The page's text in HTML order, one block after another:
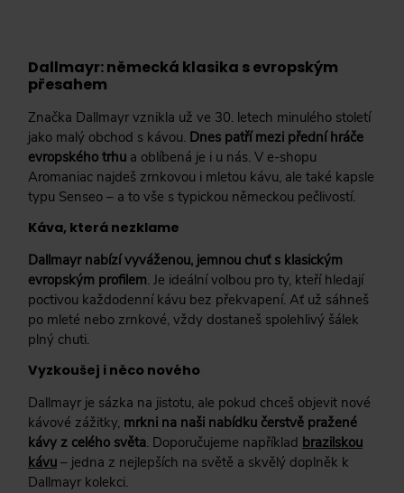
Dallmayr: německá klasika s evropským
přesahem
Značka Dallmayr vznikla už ve 30. letech minulého století
jako malý obchod s kávou. Dnes patří mezi přední hráče
evropského trhu a oblíbená je i u nás. V e-shopu
Aromaniac najdeš zrnkovou i mletou kávu, ale také kapsle
typu Senseo – a to vše s typickou německou pečlivostí.
Káva, která nezklame
Dallmayr nabízí vyváženou, jemnou chuť s klasickým
evropským profilem. Je ideální volbou pro ty, kteří hledají
poctivou každodenní kávu bez překvapení. Ať už sáhneš
po mleté nebo zrnkové, vždy dostaneš spolehlivý šálek
plný chuti.
Vyzkoušej i něco nového
Dallmayr je sázka na jistotu, ale pokud chceš objevit nové
kávové zážitky, mrkni na naši nabídku čerstvě pražené
kávy z celého světa. Doporučujeme například brazilskou
kávu – jedna z nejlepších na světě a skvělý doplněk k
Dallmayr kolekci.